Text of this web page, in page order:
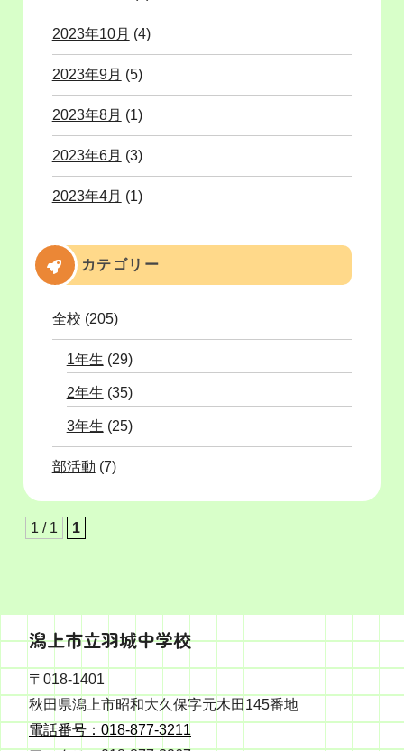
2023年10月 (4)
2023年9月 (5)
2023年8月 (1)
2023年6月 (3)
2023年4月 (1)
カテゴリー
全校 (205)
1年生 (29)
2年生 (35)
3年生 (25)
部活動 (7)
1 / 1 1
潟上市立羽城中学校
〒018-1401
秋田県潟上市昭和大久保字元木田145番地
電話番号：018-877-3211